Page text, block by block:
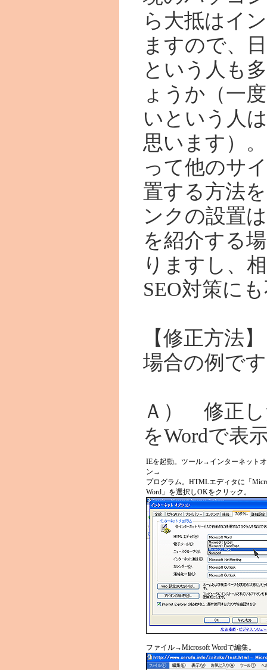
ら大抵はイ
ますので、
という人も
ょうか（一
いという人
思います）
って他のサ
置する方法
ンクの設置
を紹介する
りますし、
SEO対策に
【修正方法
場合の例で
Ａ） 修正し
をWordで表
IEを起動。ツール→インターネット
ン→
プログラム。HTMLエディタに「
Word」を選択しOKをクリック。
ファイル→Microsoft Wordで編集。